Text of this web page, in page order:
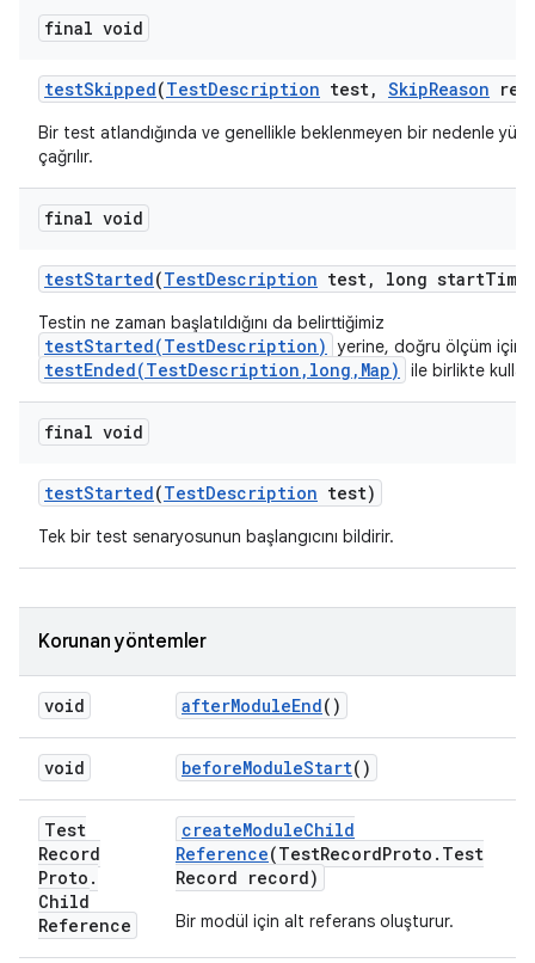
final void
testSkipped(TestDescription test, SkipReason
Bir test atlandığında ve genellikle beklenmeyen bir nedenle
çağrılır.
final void
testStarted(TestDescription test, long start
Testin ne zaman başlatıldığını da belirttiğimiz
testStarted(TestDescription) yerine, doğru ölçüm için
testEnded(TestDescription,long,Map) ile birlikte
final void
testStarted(TestDescription test)
Tek bir test senaryosunun başlangıcını bildirir.
Korunan yöntemler
void afterModuleEnd()
void beforeModuleStart()
Test
Record
Proto .
Child
Reference
createModuleChild
Reference(TestRecordProto . Test
Record record)
Bir modül için alt referans oluşturur.